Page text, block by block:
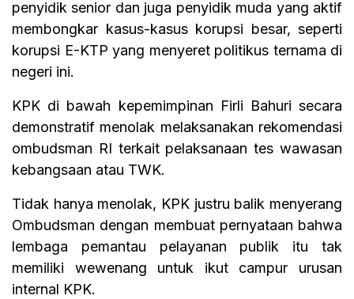
penyidik senior dan juga penyidik muda yang aktif
membongkar kasus-kasus korupsi besar, seperti
korupsi E-KTP yang menyeret politikus ternama di
negeri ini.
KPK di bawah kepemimpinan Firli Bahuri secara
demonstratif menolak melaksanakan rekomendasi
ombudsman RI terkait pelaksanaan tes wawasan
kebangsaan atau TWK.
Tidak hanya menolak, KPK justru balik menyerang
Ombudsman dengan membuat pernyataan bahwa
lembaga pemantau pelayanan publik itu tak
memiliki wewenang untuk ikut campur urusan
internal KPK.